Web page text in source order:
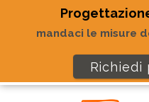
mandaci le misure
Richiedi